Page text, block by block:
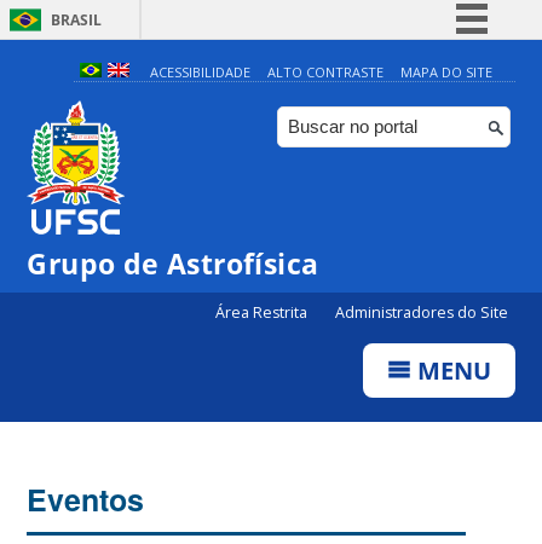
BRASIL
Simplifique!
Comunica BR
Participe
ACESSIBILIDADE ALTO CONTRASTE MAPA DO SITE
Grupo de Astrofísica
Área Restrita Administradores do Site
MENU
Eventos